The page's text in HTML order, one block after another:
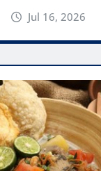
Jul 16, 2026